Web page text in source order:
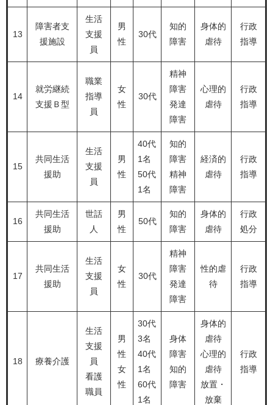
13
障害者支
援施設
生活
支援
員
男
性
30代
知的
障害
身体的
虐待
行政
指導
14
就労継続
支援Ｂ型
職業
指導
員
女
性
30代
精神
障害
発達
障害
心理的
虐待
行政
指導
15
共同生活
援助
生活
支援
員
男
性
40代
1名
50代
1名
知的
障害
精神
障害
経済的
虐待
行政
指導
16
共同生活
援助
世話
人
男
性
50代
知的
障害
身体的
虐待
行政
処分
17
共同生活
援助
生活
支援
員
女
性
30代
精神
障害
発達
障害
性的虐
待
行政
指導
18 療養介護
生活
支援
員
看護
職員
男
性
女
性
30代
3名
40代
1名
60代
1名
身体
障害
知的
障害
身体的
虐待
心理的
虐待
放置・
放棄
行政
指導